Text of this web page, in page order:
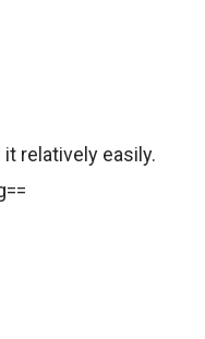
relatively easily.